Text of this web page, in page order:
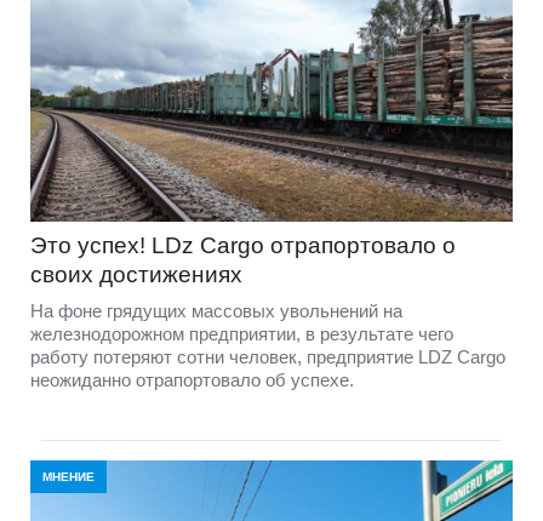
Это успех! LDz Cargo отрапортовало о
своих достижениях
На фоне грядущих массовых увольнений на
железнодорожном предприятии, в результате чего
работу потеряют сотни человек, предприятие LDZ Cargо
неожиданно отрапортовало об успехе.
МНЕНИЕ